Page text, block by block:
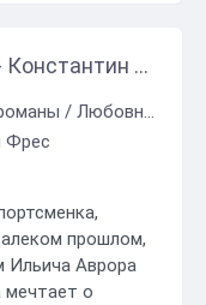
Холостой для Авроры (СИ) - Константин Фрес
/ Любовно-фантастические романы
Фрес
прошлом,
Ильича Аврора
мечтает о